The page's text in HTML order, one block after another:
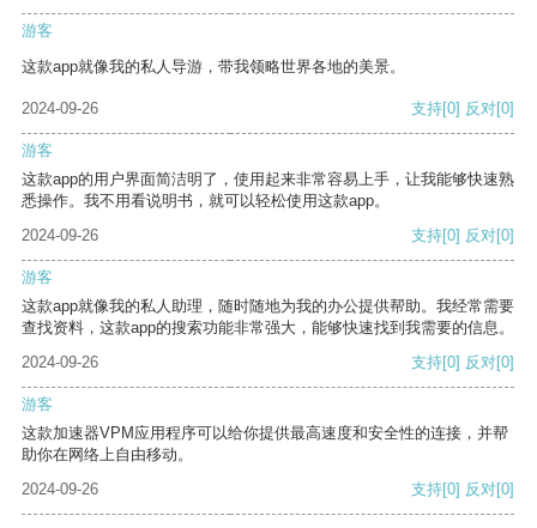
游客
这款app就像我的私人导游，带我领略世界各地的美景。
2024-09-26 支持[0] 反对[0]
游客
这款app的用户界面简洁明了，使用起来非常容易上手，让我能够快速熟
悉操作。我不用看说明书，就可以轻松使用这款app。
2024-09-26
支持[0] 反对[0]
游客
这款app就像我的私人助理，随时随地为我的办公提供帮助。我经常需要
查找资料，这款app的搜索功能非常强大，能够快速找到我需要的信息。
2024-09-26
支持[0] 反对[0]
游客
这款加速器VPM应用程序可以给你提供最高速度和安全性的连接，并帮
助你在网络上自由移动。
2024-09-26
支持[0] 反对[0]